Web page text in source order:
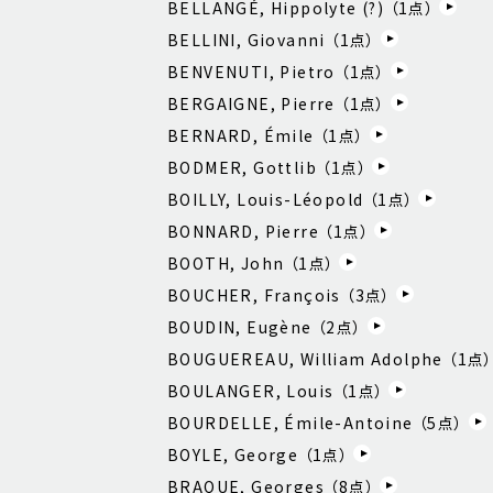
BELLANGÉ, Hippolyte (?) （1点）
BELLINI, Giovanni （1点）
BENVENUTI, Pietro （1点）
BERGAIGNE, Pierre （1点）
BERNARD, Émile （1 点）
BODMER, Gottlib （1点）
BOILLY, Louis-Léopold （1 点）
BONNARD, Pierre （1点）
BOOTH, John （1 点）
BOUCHER, François （3点）
BOUDIN, Eugène （2 点）
BOUGUEREAU, William Adolphe （1点）
BOULANGER, Louis （1 点）
BOURDELLE, Émile-Antoine （5 点）
BOYLE, George （1点）
BRAQUE, Georges （8点）